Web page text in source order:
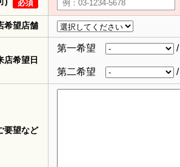
必須
希望店舗
店希望日
第一希望 /
第二希望 /
要望など